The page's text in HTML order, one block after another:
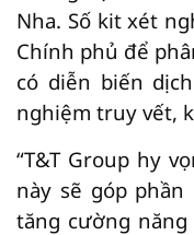
Nha. Số kit xét
Chính phủ để
có diễn biến
nghiệm truy vết,
“T&T Group hy
này sẽ góp
tăng cường